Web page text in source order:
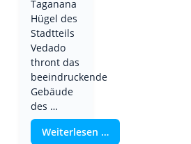
Taganana
Hügel des
Stadtteils
Vedado
thront das
beeindruckende
Gebäude
des …
Weiterlesen …